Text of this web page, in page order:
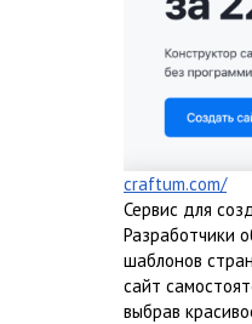
craftum.com/
Сервис для
Разработчики
шаблонов
сайт
выбрав